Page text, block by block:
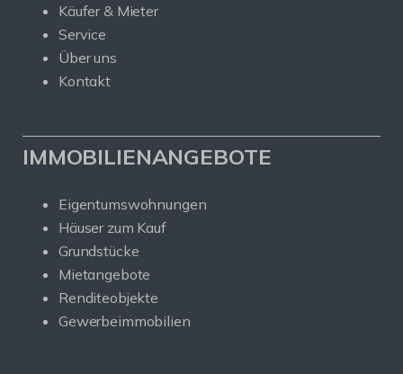
Käufer & Mieter
Service
Über uns
Kontakt
IMMOBILIENANGEBOTE
Eigentumswohnungen
Häuser zum Kauf
Grundstücke
Mietangebote
Renditeobjekte
Gewerbeimmobilien